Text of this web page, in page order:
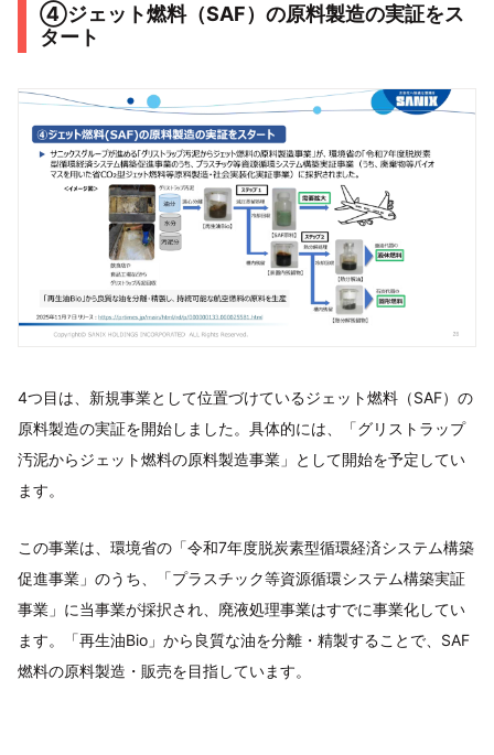
④ジェット燃料（SAF）の原料製造の実証をス
タート
4つ目は、新規事業として位置づけているジェット燃料（SAF）の
原料製造の実証を開始しました。具体的には、「グリストラップ
汚泥からジェット燃料の原料製造事業」として開始を予定してい
ます。
この事業は、環境省の「令和7年度脱炭素型循環経済システム構築
促進事業」のうち、「プラスチック等資源循環システム構築実証
事業」に当事業が採択され、廃液処理事業はすでに事業化してい
ます。「再生油Bio」から良質な油を分離・精製することで、SAF
燃料の原料製造・販売を目指しています。